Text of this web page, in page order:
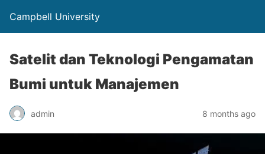
Campbell University
Satelit dan Teknologi Pengamatan
Bumi untuk Manajemen
admin 8 months ago